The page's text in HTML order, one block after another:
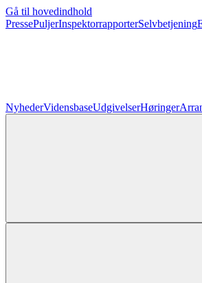
Gå til hovedindhold
PressePuljerInspektorrapporterSelvbetjening
NyhederVidensbaseUdgivelserHøringer